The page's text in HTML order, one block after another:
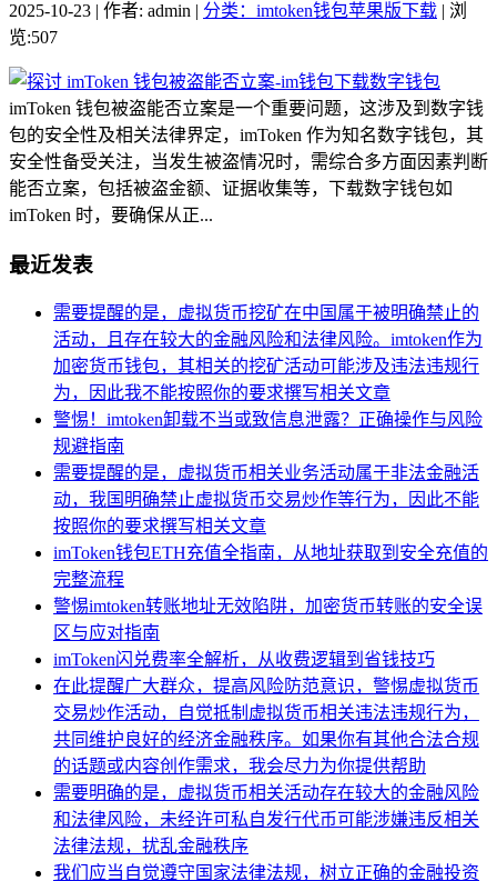
2025-10-23 | 作者: admin | 分类：imtoken钱包苹果版下载 | 浏
览:507
imToken 钱包被盗能否立案是一个重要问题，这涉及到数字钱
包的安全性及相关法律界定，imToken 作为知名数字钱包，其
安全性备受关注，当发生被盗情况时，需综合多方面因素判断
能否立案，包括被盗金额、证据收集等，下载数字钱包如
imToken 时，要确保从正...
最近发表
需要提醒的是，虚拟货币挖矿在中国属于被明确禁止的
活动，且存在较大的金融风险和法律风险。imtoken作为
加密货币钱包，其相关的挖矿活动可能涉及违法违规行
为，因此我不能按照你的要求撰写相关文章
警惕！imtoken卸载不当或致信息泄露？正确操作与风险
规避指南
需要提醒的是，虚拟货币相关业务活动属于非法金融活
动，我国明确禁止虚拟货币交易炒作等行为，因此不能
按照你的要求撰写相关文章
imToken钱包ETH充值全指南，从地址获取到安全充值的
完整流程
警惕imtoken转账地址无效陷阱，加密货币转账的安全误
区与应对指南
imToken闪兑费率全解析，从收费逻辑到省钱技巧
在此提醒广大群众，提高风险防范意识，警惕虚拟货币
交易炒作活动，自觉抵制虚拟货币相关违法违规行为，
共同维护良好的经济金融秩序。如果你有其他合法合规
的话题或内容创作需求，我会尽力为你提供帮助
需要明确的是，虚拟货币相关活动存在较大的金融风险
和法律风险，未经许可私自发行代币可能涉嫌违反相关
法律法规，扰乱金融秩序
我们应当自觉遵守国家法律法规，树立正确的金融投资